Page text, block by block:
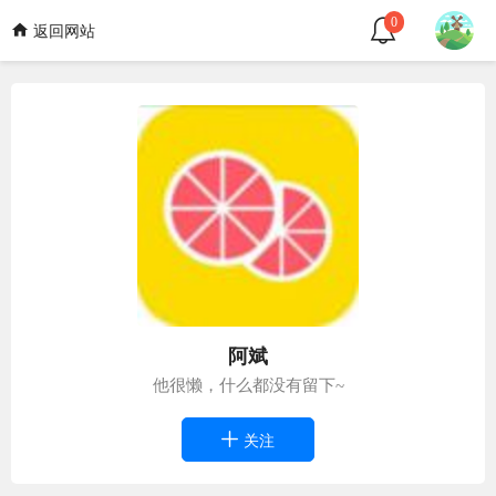
返回网站
0
阿斌
他很懒，什么都没有留下~
关注